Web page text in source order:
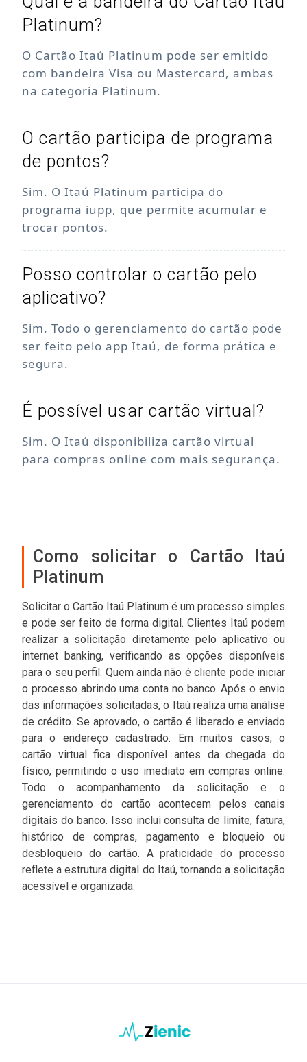
Platinum?
O Cartão Itaú Platinum pode ser emitido
com bandeira Visa ou Mastercard, ambas
na categoria Platinum.
O cartão participa de programa
de pontos?
Sim. O Itaú Platinum participa do
programa iupp, que permite acumular e
trocar pontos.
Posso controlar o cartão pelo
aplicativo?
Sim. Todo o gerenciamento do cartão pode
ser feito pelo app Itaú, de forma prática e
segura.
É possível usar cartão virtual?
Sim. O Itaú disponibiliza cartão virtual
para compras online com mais segurança.
Como solicitar o Cartão Itaú
Platinum
Solicitar o Cartão Itaú Platinum é um processo simples
e pode ser feito de forma digital. Clientes Itaú podem
realizar a solicitação diretamente pelo aplicativo ou
internet banking, verificando as opções disponíveis
para o seu perfil. Quem ainda não é cliente pode iniciar
o processo abrindo uma conta no banco. Após o envio
das informações solicitadas, o Itaú realiza uma análise
de crédito. Se aprovado, o cartão é liberado e enviado
para o endereço cadastrado. Em muitos casos, o
cartão virtual fica disponível antes da chegada do
físico, permitindo o uso imediato em compras online.
Todo o acompanhamento da solicitação e o
gerenciamento do cartão acontecem pelos canais
digitais do banco. Isso inclui consulta de limite, fatura,
histórico de compras, pagamento e bloqueio ou
desbloqueio do cartão. A praticidade do processo
reflete a estrutura digital do Itaú, tornando a solicitação
acessível e organizada.